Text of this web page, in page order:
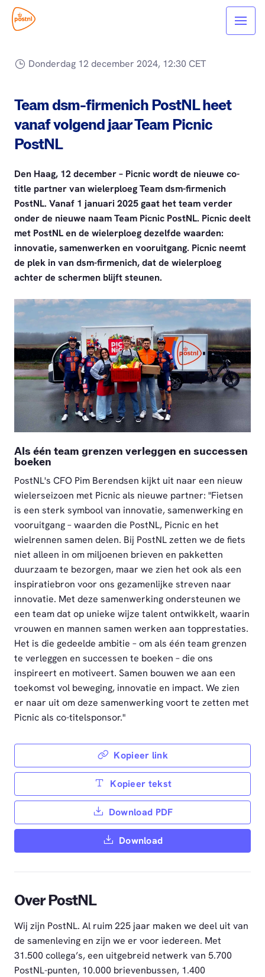
Donderdag 12 december 2024, 12:30 CET
Team dsm-firmenich PostNL heet
vanaf volgend jaar Team Picnic
PostNL
Den Haag, 12 december – Picnic wordt de nieuwe co-
title partner van wielerploeg Team dsm-firmenich
PostNL. Vanaf 1 januari 2025 gaat het team verder
onder de nieuwe naam Team Picnic PostNL. Picnic deelt
met PostNL en de wielerploeg dezelfde waarden:
innovatie, samenwerken en vooruitgang. Picnic neemt
de plek in van dsm-firmenich, dat de wielerploeg
achter de schermen blijft steunen.
Als één team grenzen verleggen en successen
boeken
PostNL's CFO Pim Berendsen kijkt uit naar een nieuw
wielerseizoen met Picnic als nieuwe partner: "Fietsen
is een sterk symbool van innovatie, samenwerking en
vooruitgang – waarden die PostNL, Picnic en het
wielrennen samen delen. Bij PostNL zetten we de fiets
niet alleen in om miljoenen brieven en pakketten
duurzaam te bezorgen, maar we zien het ook als een
inspiratiebron voor ons gezamenlijke streven naar
innovatie. Met deze samenwerking ondersteunen we
een team dat op unieke wijze talent ontwikkelt, waarin
vrouwen en mannen samen werken aan topprestaties.
Het is die gedeelde ambitie – om als één team grenzen
te verleggen en successen te boeken – die ons
inspireert en motiveert. Samen bouwen we aan een
toekomst vol beweging, innovatie en impact. We zien
er naar uit om deze samenwerking voort te zetten met
Picnic als co-titelsponsor."
Kopieer link
Kopieer tekst
Download PDF
Download
Over PostNL
Wij zijn PostNL. Al ruim 225 jaar maken we deel uit van
de samenleving en zijn we er voor iedereen. Met
31.500 collega’s, een uitgebreid netwerk van 5.700
PostNL-punten, 10.000 brievenbussen, 1.400